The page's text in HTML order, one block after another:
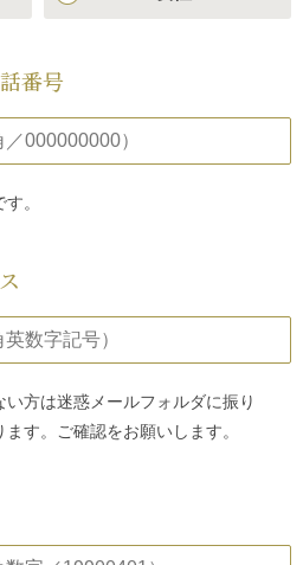
番号
。
方は迷惑メールフォルダに振り
す。ご確認をお願いします。